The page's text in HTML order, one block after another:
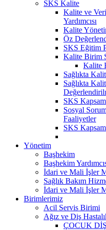
SKS Kalite
Kalite ve
Yardımcısı
Kalite
Öz
SKS Eğitim
Kalite Birim
Kalite
Sağlıkta
Sağlıkta
SKS
Sosyal
Faaliyetler
SKS
Yönetim
Başhekim
Başhekim
İdari ve Mali İşler
Sağlık Bakım
İdari ve Mali İşler
Birimlerimiz
Acil Servis Birimi
Ağız ve Diş
ÇOCUK